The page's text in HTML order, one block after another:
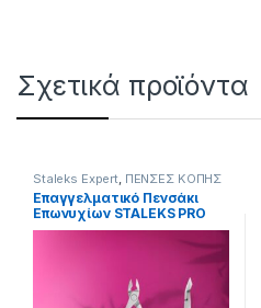
Σχετικά προϊόντα
Staleks Expert ΠΕΝΣΕΣ KOΠΗΣ
Επαγγελματικό Πενσάκι
Επωνυχίων STALEKS PRO
EXPERT 20 – 8 mm